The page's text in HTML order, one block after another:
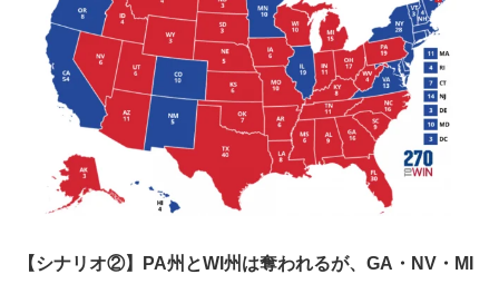
【シナリオ②】PA州とWI州は奪われるが、GA・NV・MI